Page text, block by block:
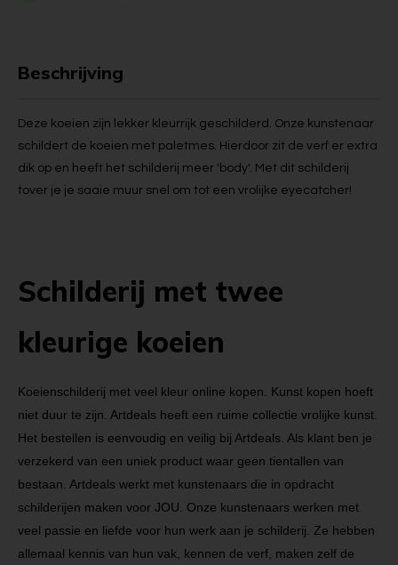
Beschrijving
Deze koeien zijn lekker kleurrijk geschilderd. Onze kunstenaar
schildert de koeien met paletmes. Hierdoor zit de verf er extra
dik op en heeft het schilderij meer 'body'. Met dit schilderij
tover je je saaie muur snel om tot een vrolijke eyecatcher!
Schilderij met twee
kleurige koeien
Koeienschilderij met veel kleur online kopen. Kunst kopen hoeft
niet duur te zijn. Artdeals heeft een ruime collectie vrolijke kunst.
Het bestellen is eenvoudig en veilig bij Artdeals. Als klant ben je
verzekerd van een uniek product waar geen tientallen van
bestaan. Artdeals werkt met kunstenaars die in opdracht
schilderijen maken voor JOU. Onze kunstenaars werken met
veel passie en liefde voor hun werk aan je schilderij. Ze hebben
allemaal kennis van hun vak, kennen de verf, maken zelf de